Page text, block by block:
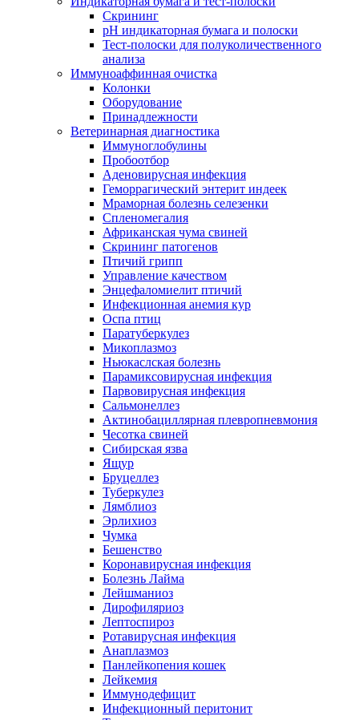
Скрининг
pH индикаторная бумага и полоски
Тест-полоски для полуколичественного
анализа
Иммуноаффинная очистка
Колонки
Оборудование
Принадлежности
Ветеринарная диагностика
Иммуноглобулины
Пробоотбор
Аденовирусная инфекция
Геморрагический энтерит индеек
Мраморная болезнь селезенки
Спленомегалия
Африканская чума свиней
Скрининг патогенов
Птичий грипп
Управление качеством
Энцефаломиелит птичий
Инфекционная анемия кур
Оспа птиц
Паратуберкулез
Микоплазмоз
Ньюкаслская болезнь
Парамиксовирусная инфекция
Парвовирусная инфекция
Сальмонеллез
Актинобациллярная плевропневмония
Чесотка свиней
Сибирская язва
Ящур
Бруцеллез
Туберкулез
Лямблиоз
Эрлихиоз
Чумка
Бешенство
Коронавирусная инфекция
Болезнь Лайма
Лейшманиоз
Дирофиляриоз
Лептоспироз
Ротавирусная инфекция
Анаплазмоз
Панлейкопения кошек
Лейкемия
Иммунодефицит
Инфекционный перитонит